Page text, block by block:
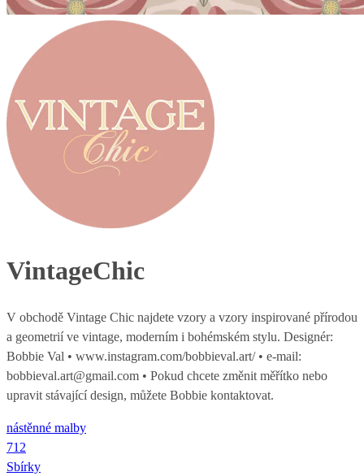
VintageChic
V obchodě Vintage Chic najdete vzory a vzory inspirované přírodou
a geometrií ve vintage, moderním i bohémském stylu. Designér:
Bobbie Val • www.instagram.com/bobbieval.art/ • e-mail:
bobbieval.art@gmail.com • Pokud chcete změnit měřítko nebo
upravit stávající design, můžete Bobbie kontaktovat.
nástěnné malby
712
Sbírky